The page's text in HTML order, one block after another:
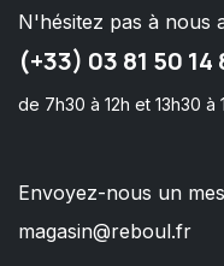
N'hésitez pas à nous
(+33) 03 81 50 14
de 7h30 à 12h et 13h30 à
Envoyez-nous un
magasin@reboul.fr